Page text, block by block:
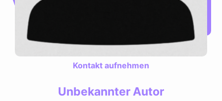
Kontakt aufnehmen
Unbekannter Autor